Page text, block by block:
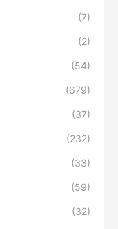
(7)
(2)
(54)
(679)
(37)
(232)
(33)
(59)
(32)